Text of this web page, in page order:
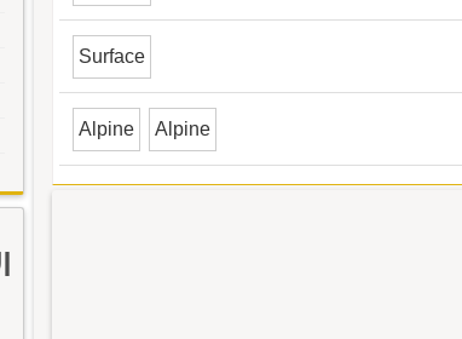
Surface
Alpine Alpine